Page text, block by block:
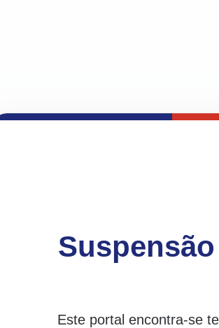
Este portal encontra-se